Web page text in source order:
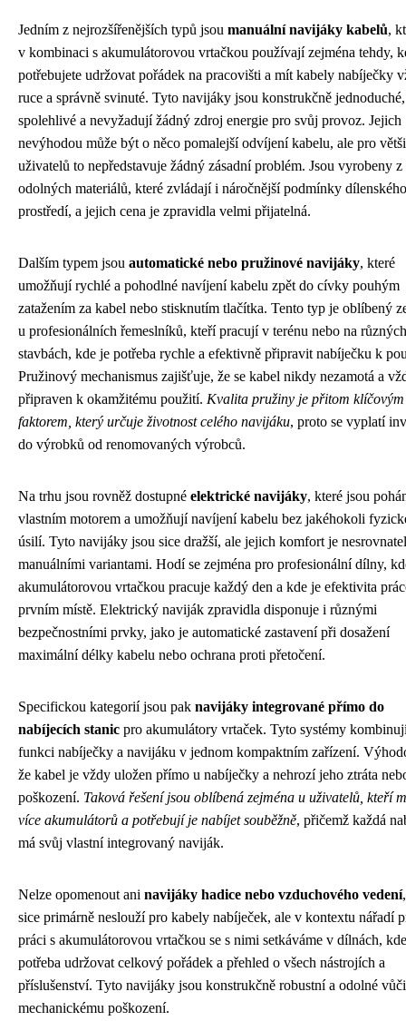
Jedním z nejrozšířenějších typů jsou manuální navijáky kabelů,
v kombinaci s akumulátorovou vrtačkou používají zejména tehdy,
potřebujete udržovat pořádek na pracovišti a mít kabely nabíječky
ruce a správně svinuté. Tyto navijáky jsou konstrukčně jednoduché,
spolehlivé a nevyžadují žádný zdroj energie pro svůj provoz. Jejich
nevýhodou může být o něco pomalejší odvíjení kabelu, ale pro
uživatelů to nepředstavuje žádný zásadní problém. Jsou vyrobeny z
odolných materiálů, které zvládají i náročnější podmínky dílenského
prostředí, a jejich cena je zpravidla velmi přijatelná.
Dalším typem jsou automatické nebo pružinové navijáky, které
umožňují rychlé a pohodlné navíjení kabelu zpět do cívky pouhým
zatažením za kabel nebo stisknutím tlačítka. Tento typ je oblíbený
u profesionálních řemeslníků, kteří pracují v terénu nebo na různých
stavbách, kde je potřeba rychle a efektivně připravit nabíječku k
Pružinový mechanismus zajišťuje, že se kabel nikdy nezamotá a
připraven k okamžitému použití. Kvalita pružiny je přitom klíčovým
faktorem, který určuje životnost celého navijáku, proto se vyplatí
do výrobků od renomovaných výrobců.
Na trhu jsou rovněž dostupné elektrické navijáky, které jsou
vlastním motorem a umožňují navíjení kabelu bez jakéhokoli
úsilí. Tyto navijáky jsou sice dražší, ale jejich komfort je
manuálními variantami. Hodí se zejména pro profesionální dílny,
akumulátorovou vrtačkou pracuje každý den a kde je efektivita
prvním místě. Elektrický naviják zpravidla disponuje i různými
bezpečnostními prvky, jako je automatické zastavení při dosažení
maximální délky kabelu nebo ochrana proti přetočení.
Specifickou kategorií jsou pak navijáky integrované přímo do
nabíjecích stanic pro akumulátory vrtaček. Tyto systémy
funkci nabíječky a navijáku v jednom kompaktním zařízení.
že kabel je vždy uložen přímo u nabíječky a nehrozí jeho ztráta
poškození. Taková řešení jsou oblíbená zejména u uživatelů, kteří
více akumulátorů a potřebují je nabíjet souběžně, přičemž každá
má svůj vlastní integrovaný naviják.
Nelze opomenout ani navijáky hadice nebo vzduchového vedení
sice primárně neslouží pro kabely nabíječek, ale v kontextu nářadí
práci s akumulátorovou vrtačkou se s nimi setkáváme v dílnách,
potřeba udržovat celkový pořádek a přehled o všech nástrojích a
příslušenství. Tyto navijáky jsou konstrukčně robustní a odolné vůči
mechanickému poškození.